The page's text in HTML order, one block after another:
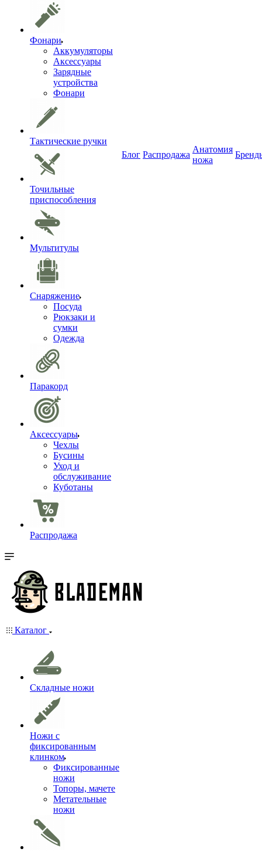
Фонари
Аккумуляторы
Аксессуары
Зарядные
устройства
Фонари
Тактические ручки
Точильные
приспособления
Мультитулы
Снаряжение
Посуда
Рюкзаки и
сумки
Одежда
Паракорд
Аксессуары
Чехлы
Бусины
Уход и
обслуживание
Куботаны
Распродажа
Блог Распродажа
Анатомия
ножа
Каталог
Складные ножи
Ножи с
фиксированным
клинком
Фиксированные
ножи
Топоры, мачете
Метательные
ножи